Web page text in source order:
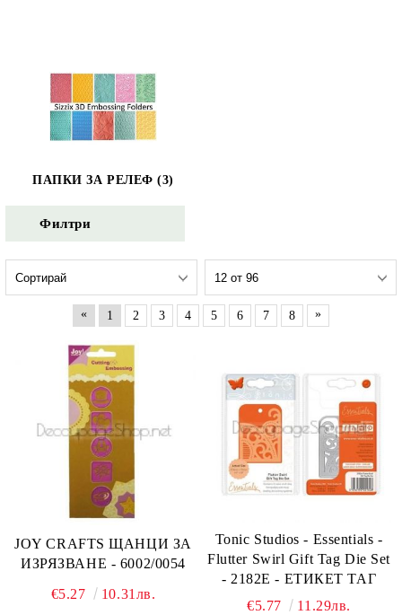
ПАПКИ ЗА РЕЛЕФ (3)
Филтри
« 1 2 3 4 5 6 7 8 »
JOY CRAFTS ЩАНЦИ ЗА
ИЗРЯЗВАНЕ - 6002/0054
€5.27 10.31лв.
Tonic Studios - Essentials -
Flutter Swirl Gift Tag Die Set
- 2182E - ЕТИКЕТ ТАГ
€5.77
11.29лв.